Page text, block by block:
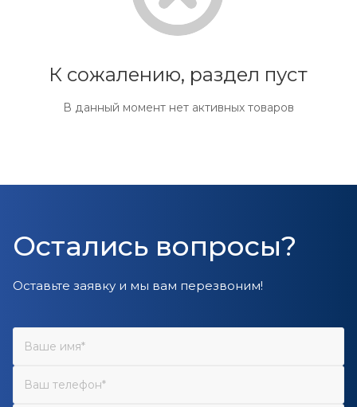
К сожалению, раздел пуст
В данный момент нет активных товаров
Остались вопросы?
Оставьте заявку и мы вам перезвоним!